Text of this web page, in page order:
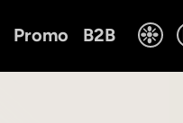
Promo B2B ❉